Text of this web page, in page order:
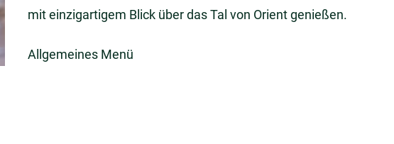
mit einzigartigem Blick über das Tal von Orient genießen.
Allgemeines Menü